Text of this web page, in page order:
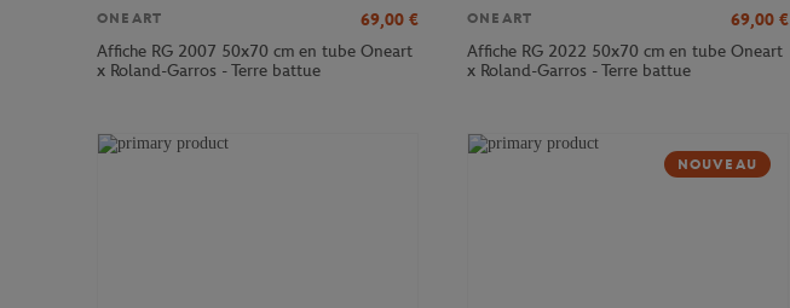
ONEART 69,00 €
Affiche RG 2007 50x70 cm en tube Oneart
x Roland-Garros - Terre battue
ONEART 69,00 €
Affiche RG 2022 50x70 cm en tube Oneart
x Roland-Garros - Terre battue
NOUVEAU